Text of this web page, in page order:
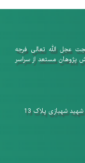
عجل الله تعالی فرجه
از سال 1403 میزبان دانش پژوهان​​​​​​​ مستعد از سراسر
شهبازی پلاک 13